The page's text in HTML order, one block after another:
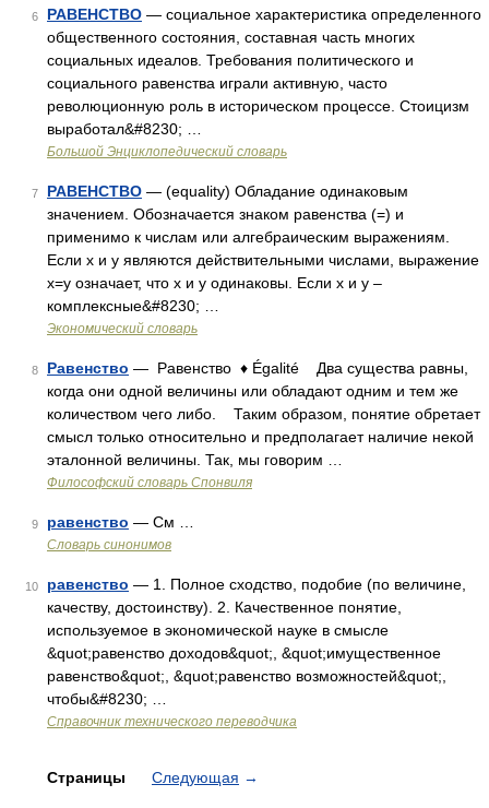
6 РАВЕНСТВО — социальное характеристика определенного
общественного состояния, составная часть многих
социальных идеалов. Требования политического и
социального равенства играли активную, часто
революционную роль в историческом процессе. Стоицизм
выработал&#8230; …
Большой Энциклопедический словарь
7 РАВЕНСТВО — (equality) Обладание одинаковым
значением. Обозначается знаком равенства (=) и
применимо к числам или алгебраическим выражениям.
Если х и у являются действительными числами, выражение
х=у означает, что х и у одинаковы. Если х и у –
комплексные&#8230; …
Экономический словарь
8 Равенство — Равенство ♦ Égalité Два существа равны,
когда они одной величины или обладают одним и тем же
количеством чего либо. Таким образом, понятие обретает
смысл только относительно и предполагает наличие некой
эталонной величины. Так, мы говорим …
Философский словарь Спонвиля
9 равенство — См …
Словарь синонимов
10 равенство — 1. Полное сходство, подобие (по величине,
качеству, достоинству). 2. Качественное понятие,
используемое в экономической науке в смысле
&quot;равенство доходов&quot;, &quot;имущественное
равенство&quot;, &quot;равенство возможностей&quot;,
чтобы&#8230; …
Справочник технического переводчика
Страницы Следующая →